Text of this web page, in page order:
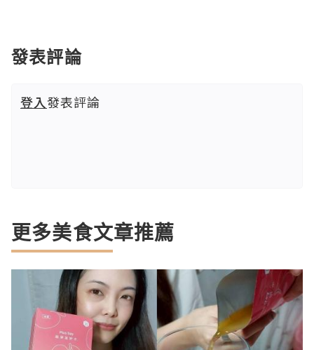
發表評論
登入發表評論
更多美食文章推薦